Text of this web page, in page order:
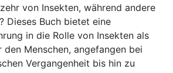
von Insekten, während andere
Dieses Buch bietet eine
in die Rolle von Insekten als
Menschen, angefangen bei
Vergangenheit bis hin zu